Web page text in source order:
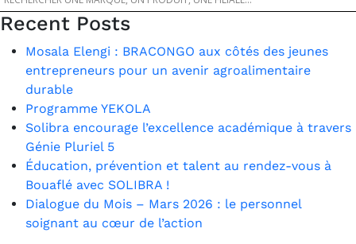
Recent Posts
Mosala Elengi : BRACONGO aux côtés des jeunes
entrepreneurs pour un avenir agroalimentaire
durable
Programme YEKOLA
Solibra encourage l’excellence académique à travers
Génie Pluriel 5
Éducation, prévention et talent au rendez-vous à
Bouaflé avec SOLIBRA !
Dialogue du Mois – Mars 2026 : le personnel
soignant au cœur de l’action